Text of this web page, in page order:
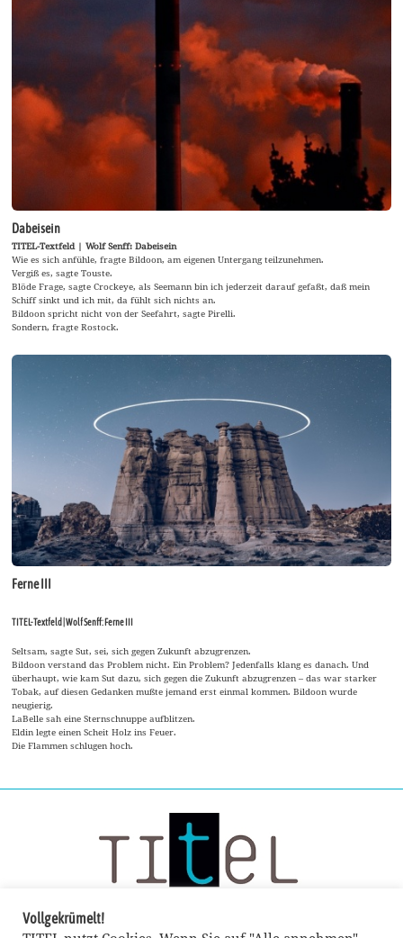
Dabeisein
TITEL-Textfeld | Wolf Senff: Dabeisein
Wie es sich anfühle, fragte Bildoon, am eigenen Untergang teilzunehmen.
Vergiß es, sagte Touste.
Blöde Frage, sagte Crockeye, als Seemann bin ich jederzeit darauf gefaßt, daß mein
Schiff sinkt und ich mit, da fühlt sich nichts an.
Bildoon spricht nicht von der Seefahrt, sagte Pirelli.
Sondern, fragte Rostock.
Ferne III
TITEL-Textfeld | Wolf Senff: Ferne III
Seltsam, sagte Sut, sei, sich gegen Zukunft abzugrenzen.
Bildoon verstand das Problem nicht. Ein Problem? Jedenfalls klang es danach. Und
überhaupt, wie kam Sut dazu, sich gegen die Zukunft abzugrenzen – das war starker
Tobak, auf diesen Gedanken mußte jemand erst einmal kommen. Bildoon wurde
neugierig.
LaBelle sah eine Sternschnuppe aufblitzen.
Eldin legte einen Scheit Holz ins Feuer.
Die Flammen schlugen hoch.
Vollgekrümelt!